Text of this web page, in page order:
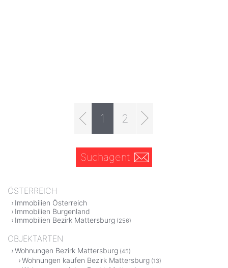
1 2
Suchagent
ÖSTERREICH
Immobilien Österreich
Immobilien Burgenland
Immobilien Bezirk Mattersburg (256)
OBJEKTARTEN
Wohnungen Bezirk Mattersburg (45)
Wohnungen kaufen Bezirk Mattersburg (13)